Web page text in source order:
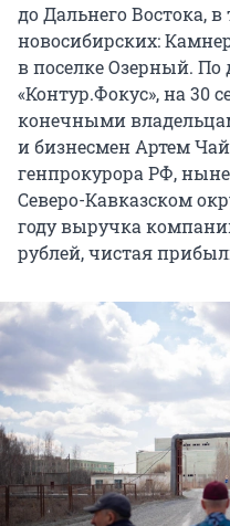
до Дальнего Востока,
новосибирских:
в поселке Озерный.
«Контур.Фокус», на 30
конечными
и бизнесмен Артем
генпрокурора РФ,
Северо-Кавказском
году выручка
рублей, чистая